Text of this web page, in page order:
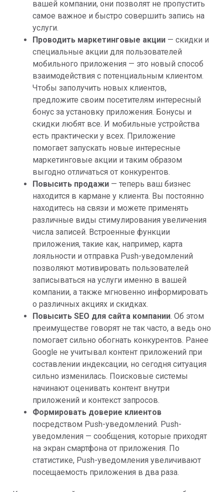
вашей компании, они позволят не пропустить
самое важное и быстро совершить запись на
услуги.
Проводить маркетинговые акции — скидки и
специальные акции для пользователей
мобильного приложения — это новый способ
взаимодействия с потенциальным клиентом.
Чтобы заполучить новых клиентов,
предложите своим посетителям интересный
бонус за установку приложения. Бонусы и
скидки любят все. И мобильные устройства
есть практически у всех. Приложение
помогает запускать новые интересные
маркетинговые акции и таким образом
выгодно отличаться от конкурентов.
Повысить продажи — теперь ваш бизнес
находится в кармане у клиента. Вы постоянно
находитесь на связи и можете применять
различные виды стимулирования увеличения
числа записей. Встроенные функции
приложения, такие как, например, карта
лояльности и отправка Push-уведомлений
позволяют мотивировать пользователей
записываться на услуги именно в вашей
компании, а также мгновенно информировать
о различных акциях и скидках.
Повысить SEO для сайта компании. Об этом
преимуществе говорят не так часто, а ведь оно
помогает сильно обогнать конкурентов. Ранее
Google не учитывал контент приложений при
составлении индексации, но сегодня ситуация
сильно изменилась. Поисковые системы
начинают оценивать контент внутри
приложений и контекст запросов.
Формировать доверие клиентов
посредством Push-уведомлений. Push-
уведомления — сообщения, которые приходят
на экран смартфона от приложения. По
статистике, Push-уведомления увеличивают
посещаемость приложения в два раза.